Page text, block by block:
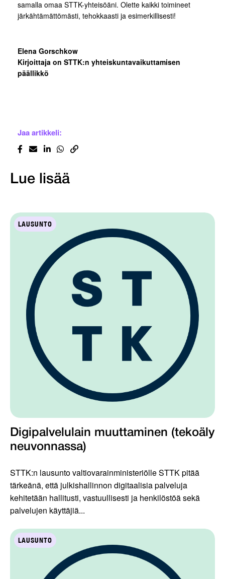
samalla omaa STTK-yhteisöäni. Olette kaikki toimineet
järkähtämättömästi, tehokkaasti ja esimerkillisesti!
Elena Gorschkow
Kirjoittaja on STTK:n yhteiskuntavaikuttamisen
päällikkö
Jaa artikkeli:
Lue lisää
LAUSUNTO
Digipalvelulain muuttaminen (tekoäly
neuvonnassa)
STTK:n lausunto valtiovarainministeriölle STTK pitää
tärkeänä, että julkishallinnon digitaalisia palveluja
kehitetään hallitusti, vastuullisesti ja henkilöstöä sekä
palvelujen käyttäjiä...
LAUSUNTO